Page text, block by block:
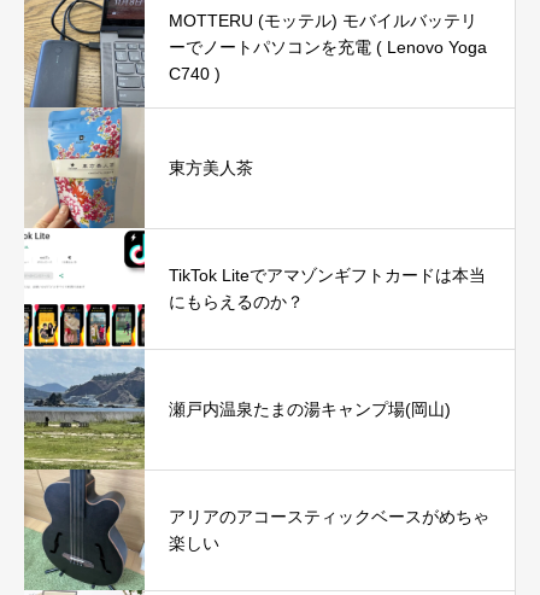
MOTTERU (モッテル) モバイルバッテリ
ーでノートパソコンを充電 ( Lenovo Yoga
C740 )
東方美人茶
TikTok Liteでアマゾンギフトカードは本当
にもらえるのか？
瀬戸内温泉たまの湯キャンプ場(岡山)
アリアのアコースティックベースがめちゃ
楽しい